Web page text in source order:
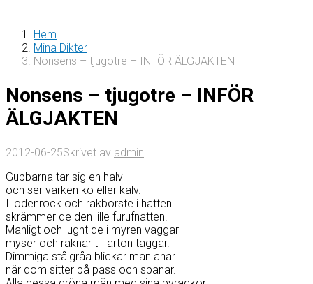
Hem
Mina Dikter
Nonsens – tjugotre – INFÖR ÄLGJAKTEN
Nonsens – tjugotre – INFÖR
ÄLGJAKTEN
2012-06-25Skrivet av admin
Gubbarna tar sig en halv
och ser varken ko eller kalv.
I lodenrock och rakborste i hatten
skrämmer de den lille furufnatten.
Manligt och lugnt de i myren vaggar
myser och räknar till arton taggar.
Dimmiga stålgråa blickar man anar
när dom sitter på pass och spanar.